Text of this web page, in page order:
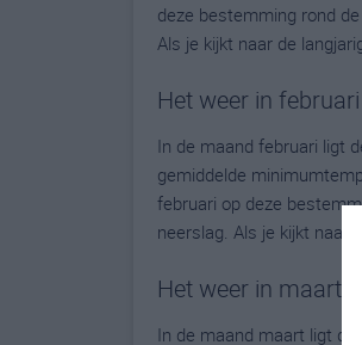
deze bestemming rond
Als je kijkt naar de
Het weer in februari
In de maand februari ligt
gemiddelde
februari op deze
neerslag. Als je kijkt naar
Het weer in maart
In de maand maart ligt